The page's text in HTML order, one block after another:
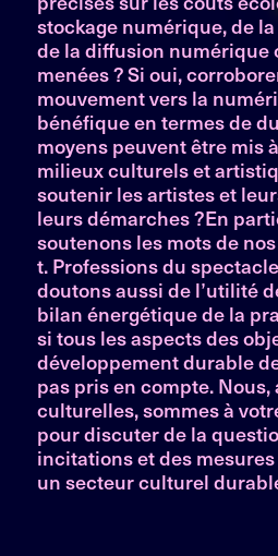
stockage numérique, de
de la diffusion numérique
menées ? Si oui,
mouvement vers la
bénéfique en termes de
moyens peuvent être mis
milieux culturels et
soutenir les artistes et
leurs démarches ?En
soutenons les mots de
t. Professions du
doutons aussi de l’utilité
bilan énergétique de la
si tous les aspects des
développement durable
pas pris en compte.
culturelles, sommes à
pour discuter de la
incitations et des
un secteur culturel